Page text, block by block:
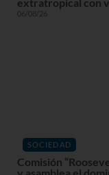
06/08/26
SOCIEDAD
Comisión